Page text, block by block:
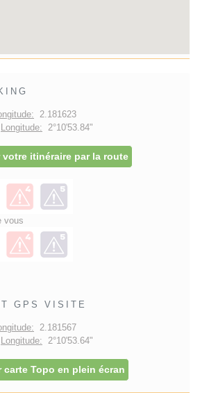
2.181623
Longitude: 2°10'53.84"
votre itinéraire par la route
vous
GPS VISITE
2.181567
Longitude: 2°10'53.64"
carte Topo en plein écran